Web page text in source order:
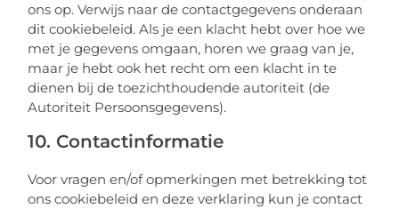
ons op. Verwijs naar de contactgegevens onderaan
dit cookiebeleid. Als je een klacht hebt over hoe we
met je gegevens omgaan, horen we graag van je,
maar je hebt ook het recht om een klacht in te
dienen bij de toezichthoudende autoriteit (de
Autoriteit Persoonsgegevens).
10. Contactinformatie
Voor vragen en/of opmerkingen met betrekking tot
ons cookiebeleid en deze verklaring kun je contact